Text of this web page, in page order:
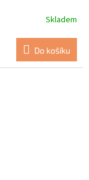
Skladem
Do košíku